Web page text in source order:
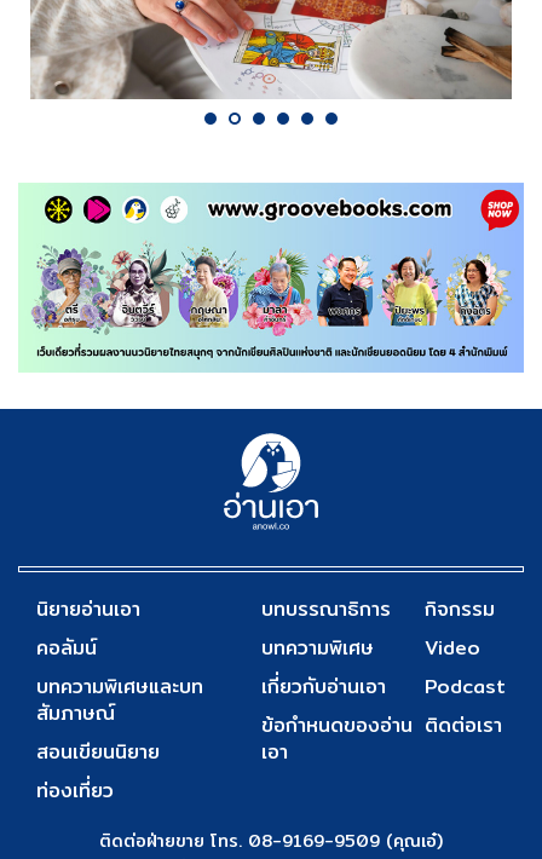
นิยายอ่านเอา
คอลัมน์
บทความพิเศษและบท
สัมภาษณ์
สอนเขียนนิยาย
ท่องเที่ยว
บทบรรณาธิการ
บทความพิเศษ
เกี่ยวกับอ่านเอา
ข้อกำหนดของอ่าน
เอา
กิจกรรม
Video
Podcast
ติดต่อเรา
ติดต่อฝ่ายขาย โทร. 08-9169-9509 (คุณเอ๋)